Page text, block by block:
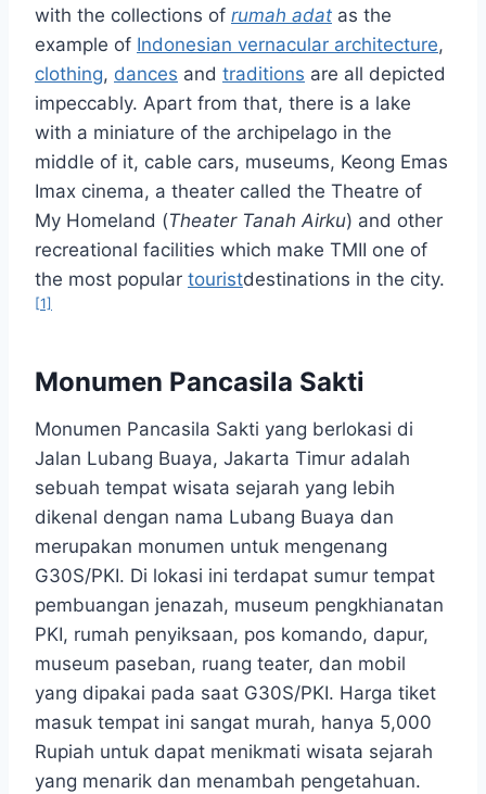
with the collections of rumah adat as the
example of Indonesian vernacular architecture,
clothing, dances and traditions are all depicted
impeccably. Apart from that, there is a lake
with a miniature of the archipelago in the
middle of it, cable cars, museums, Keong Emas
Imax cinema, a theater called the Theatre of
My Homeland (Theater Tanah Airku) and other
recreational facilities which make TMII one of
the most popular touristdestinations in the city.
[1]
Monumen Pancasila Sakti
Monumen Pancasila Sakti yang berlokasi di
Jalan Lubang Buaya, Jakarta Timur adalah
sebuah tempat wisata sejarah yang lebih
dikenal dengan nama Lubang Buaya dan
merupakan monumen untuk mengenang
G30S/PKI. Di lokasi ini terdapat sumur tempat
pembuangan jenazah, museum pengkhianatan
PKI, rumah penyiksaan, pos komando, dapur,
museum paseban, ruang teater, dan mobil
yang dipakai pada saat G30S/PKI. Harga tiket
masuk tempat ini sangat murah, hanya 5,000
Rupiah untuk dapat menikmati wisata sejarah
yang menarik dan menambah pengetahuan.